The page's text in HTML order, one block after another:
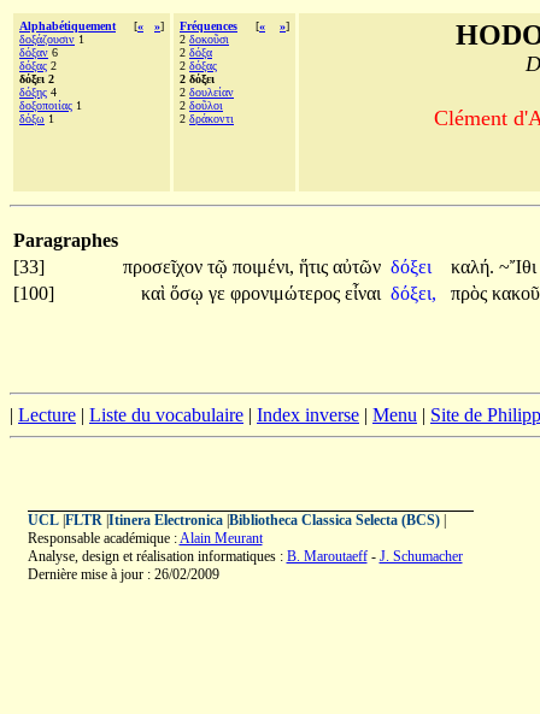
Alphabétiquement [« »]
δοξάζουσιν 1
δόξαν 6
δόξας 2
δόξει 2
δόξης 4
δοξοποιίας 1
δόξω 1
Fréquences [« »]
2 δοκοῦσι
2 δόξα
2 δόξας
2 δόξει
2 δουλείαν
2 δοῦλοι
2 δράκοντι Clément
Paragraphes
[33]
προσεῖχον τῷ ποιμένι, ἥτις αὐτῶν δόξει καλή. ~Ἴθι
[100]
καὶ ὅσῳ γε φρονιμώτερος εἶναι δόξει, πρὸς
| Lecture | Liste du vocabulaire | Index inverse | Menu | Site de
UCL| FLTR| Itinera Electronica| Bibliotheca Classica Selecta (BCS)|
Responsable académique :Alain Meurant
Analyse, design et réalisation informatiques : B. Maroutaeff- J. Schumacher
Dernière mise à jour : 26/02/2009